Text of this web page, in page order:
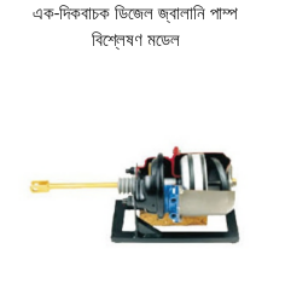
এক-দিকবাচক ডিজেল জ্বালানি পাম্প
বিশ্লেষণ মডেল